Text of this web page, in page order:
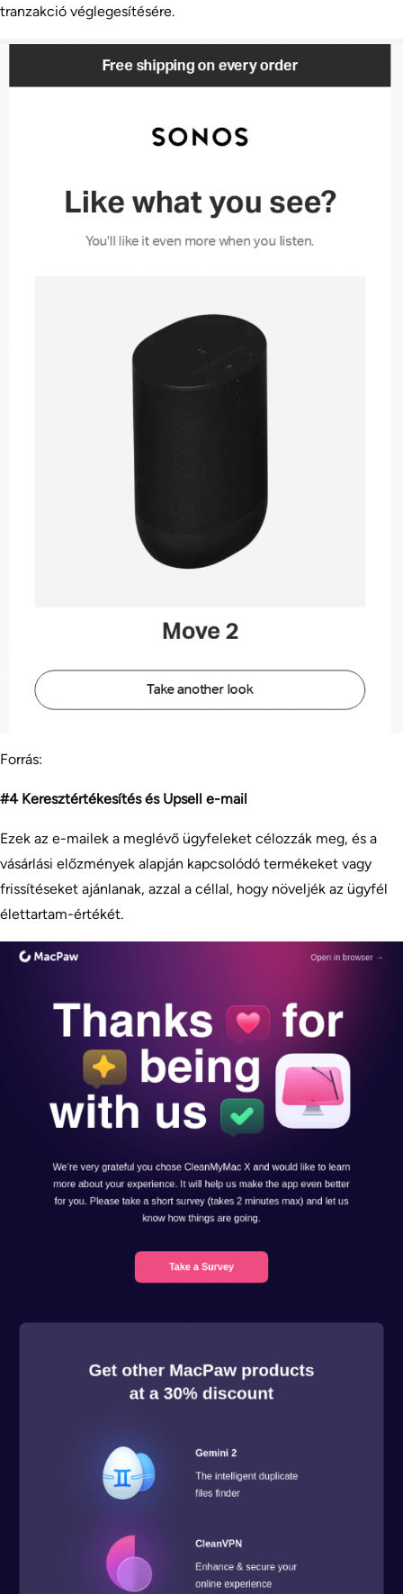
tranzakció véglegesítésére.
Forrás:
#4 Keresztértékesítés és Upsell e-mail
Ezek az e-mailek a meglévő ügyfeleket célozzák meg, és a
vásárlási előzmények alapján kapcsolódó termékeket vagy
frissítéseket ajánlanak, azzal a céllal, hogy növeljék az ügyfél
élettartam-értékét.